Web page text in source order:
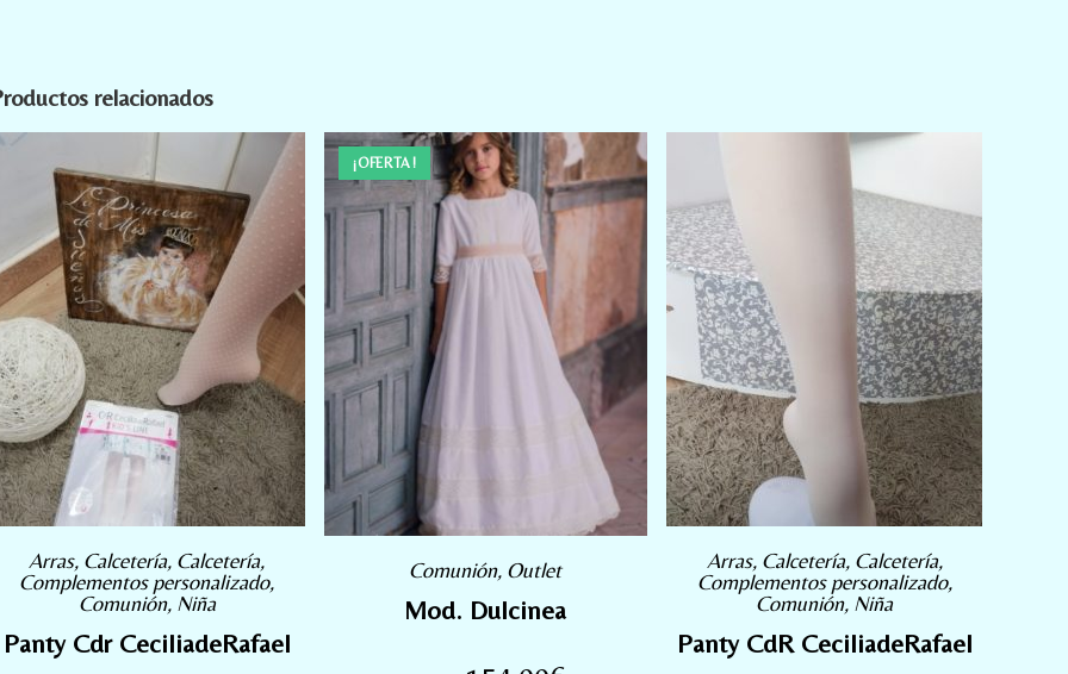
relacionados
Arras, Calcetería, Calcetería,
Complementos personalizado,
Comunión, Niña
Panty Cdr CeciliadeRafael
¡OFERTA!
Comunión, Outlet
Mod. Dulcinea
Arras, Calcetería, Calcetería,
Complementos personalizado,
Comunión, Niña
Panty CdR CeciliadeRafael